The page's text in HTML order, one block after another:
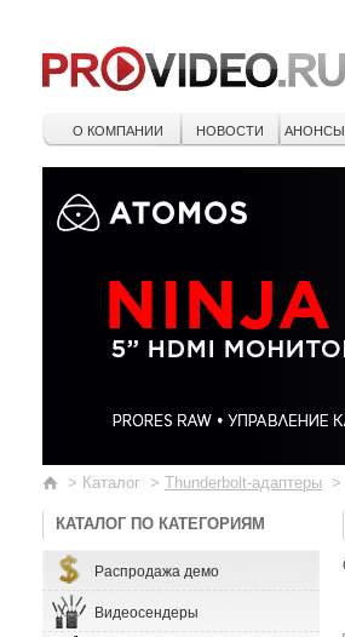
О КОМПАНИИ НОВОСТИ АНОНСЫ
> Каталог > Thunderbolt-адаптеры >
КАТАЛОГ ПО КАТЕГОРИЯМ
Распродажа демо
Видеосендеры